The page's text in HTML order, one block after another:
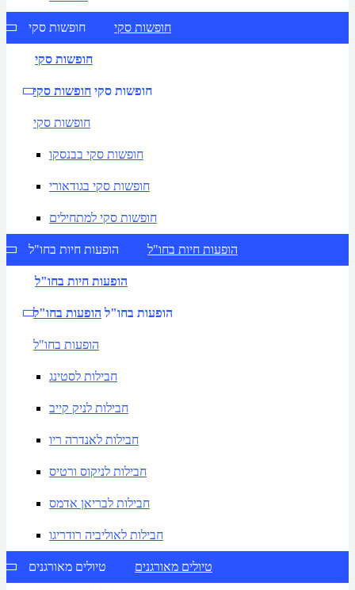
חופשות סקי חופשות סקי
חופשות סקי
חופשות סקי חופשות סקי
חופשות סקי
חופשות סקי בבנסקו
חופשות סקי בגודאורי
חופשות סקי למתחילים
הופעות חיות בחו"ל הופעות חיות בחו"ל
הופעות חיות בחו"ל
הופעות בחו"ל הופעות בחו"ל
הופעות בחו"ל
חבילות לסטינג
חבילות לניק קייב
חבילות לאנדרה ריו
חבילות לניקוס ורטיס
חבילות לבריאן אדמס
חבילות לאוליביה רודריגו
טיולים מאורגנים טיולים מאורגנים